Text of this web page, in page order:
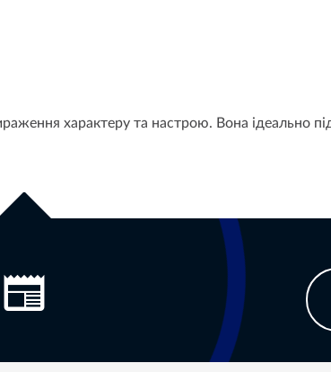
характеру та настрою. Вона ідеально